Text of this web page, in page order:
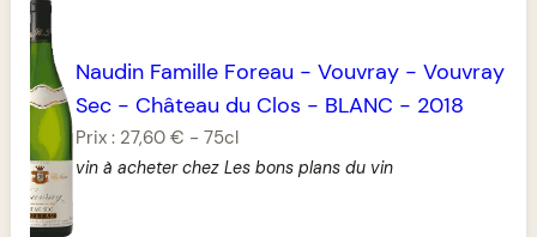
Naudin Famille Foreau -Vouvray -Vouvray
Sec - Château du Clos - BLANC - 2018
Prix : 27,60 € -75cl
vin à acheter chez Les bons plans du vin